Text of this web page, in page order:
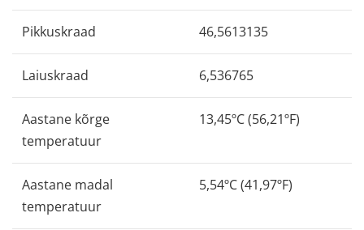
Pikkuskraad 46,5613135
Laiuskraad 6,536765
Aastane kõrge
temperatuur
13,45ºC (56,21ºF)
Aastane madal
temperatuur
5,54ºC (41,97ºF)